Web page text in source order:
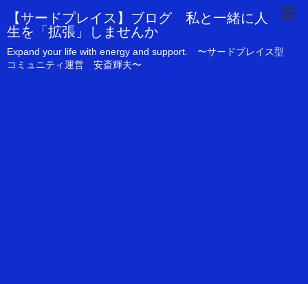
【サードプレイス】ブログ 私と一緒に人
生を「拡張」しませんか
Expand your life with energy and support. 〜サードプレイス型
コミュニティ運営 安斎輝夫〜